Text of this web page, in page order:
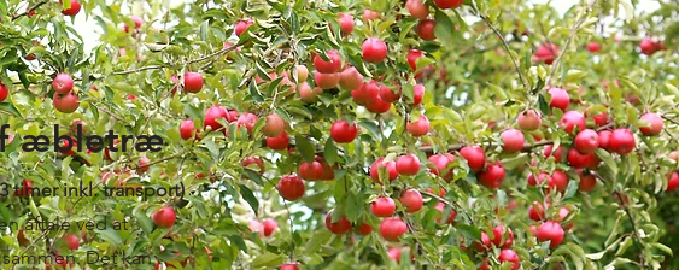
æbletræ
timer inkl. transport)
aftale ved at
Det kan